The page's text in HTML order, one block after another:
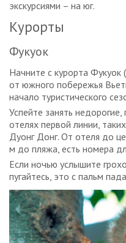
экскурсиями – на юг.
Курорты
Фукуок
Начните с курорта
от южного побережья
начало туристического
Успейте занять
отелях первой линии,
Дуонг Донг. От отеля до
м до пляжа, есть номера
Если ночью услышите
пугайтесь, это с пальм